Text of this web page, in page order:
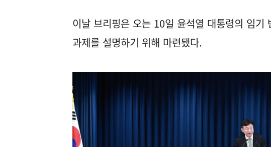
이날 브리핑은 오는 10일 윤석열 대통령의 임기
과제를 설명하기 위해 마련됐다.